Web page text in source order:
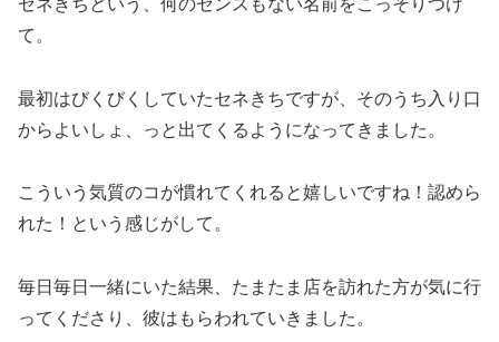
て。
最初はびくびくしていたセネきちですが、そのうち入り口
からよいしょ、っと出てくるようになってきました。
こういう気質のコが慣れてくれると嬉しいですね！認めら
れた！という感じがして。
毎日毎日一緒にいた結果、たまたま店を訪れた方が気に行
ってくださり、彼はもらわれていきました。